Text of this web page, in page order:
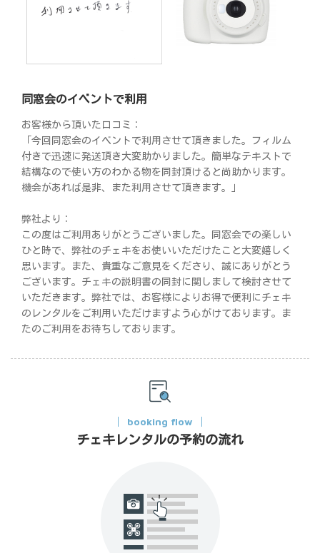
同窓会のイベントで利用
お客様から頂いた口コミ：
「今回同窓会のイベントで利用させて頂きました。フィルム
付きで迅速に発送頂き大変助かりました。簡単なテキストで
結構なので使い方のわかる物を同封頂けると尚助かります。
機会があれば是非、また利用させて頂きます。」
弊社より：
この度はご利用ありがとうございました。同窓会での楽しい
ひと時で、弊社のチェキをお使いいただけたこと大変嬉しく
思います。また、貴重なご意見をくださり、誠にありがとう
ございます。チェキの説明書の同封に関しまして検討させて
いただきます。弊社では、お客様によりお得で便利にチェキ
のレンタルをご利用いただけますよう心がけております。ま
たのご利用をお待ちしております。
booking flow
チェキレンタルの予約の流れ